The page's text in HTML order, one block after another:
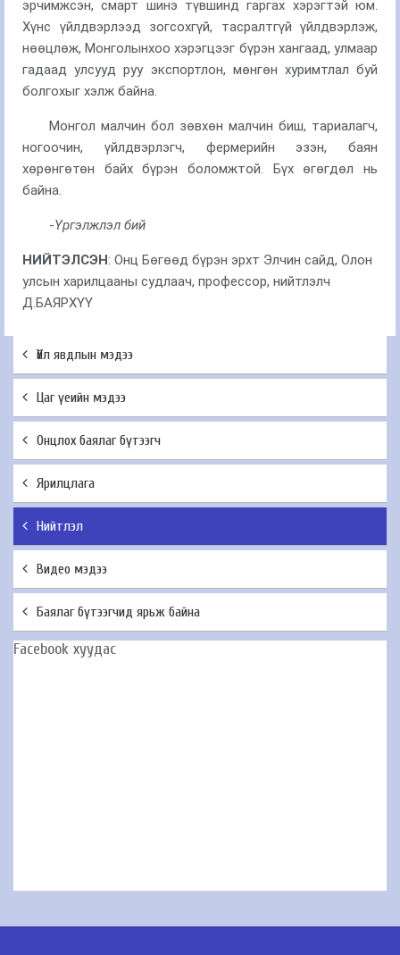
эрчимжсэн, смарт шинэ түвшинд гаргах хэрэгтэй юм.
Хүнс үйлдвэрлээд зогсохгүй, тасралтгүй үйлдвэрлэж,
нөөцлөж, Монголынхоо хэрэгцээг бүрэн хангаад, улмаар
гадаад улсууд руу экспортлон, мөнгөн хуримтлал буй
болгохыг хэлж байна.
Монгол малчин бол зөвхөн малчин биш, тариалагч,
ногоочин, үйлдвэрлэгч, фермерийн эзэн, баян
хөрөнгөтөн байх бүрэн боломжтой. Бүх өгөгдөл нь
байна.
-Үргэлжлэл бий
НИЙТЭЛСЭН: Онц Бөгөөд бүрэн эрхт Элчин сайд, Олон
улсын харилцааны судлаач, профессор, нийтлэлч
Д.БАЯРХҮҮ
Үйл явдлын мэдээ
Цаг үеийн мэдээ
Онцлох баялаг бүтээгч
Ярилцлага
Нийтлэл
Видео мэдээ
Баялаг бүтээгчид ярьж байна
Facebook хуудас